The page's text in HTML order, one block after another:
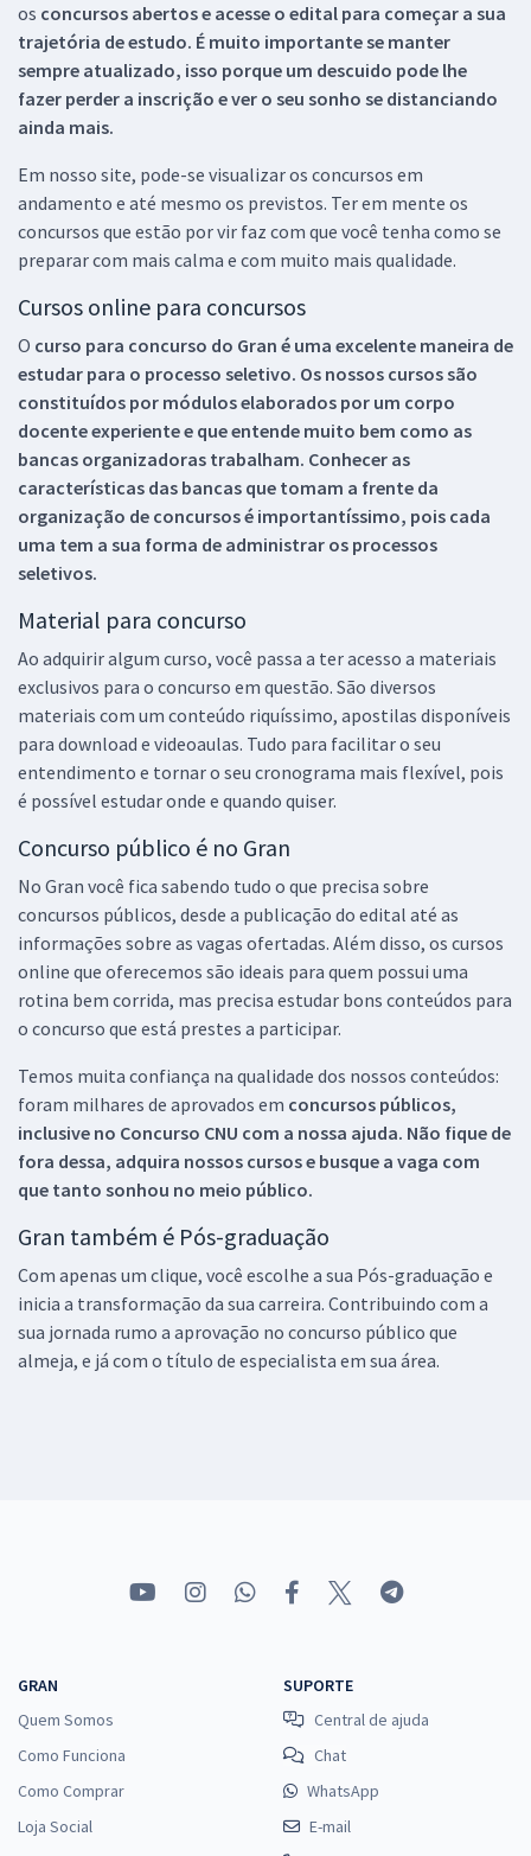
os concursos abertos e acesse o edital para começar a sua
trajetória de estudo. É muito importante se manter
sempre atualizado, isso porque um descuido pode lhe
fazer perder a inscrição e ver o seu sonho se distanciando
ainda mais.
Em nosso site, pode-se visualizar os concursos em
andamento e até mesmo os previstos. Ter em mente os
concursos que estão por vir faz com que você tenha como se
preparar com mais calma e com muito mais qualidade.
Cursos online para concursos
O curso para concurso do Gran é uma excelente maneira de
estudar para o processo seletivo. Os nossos cursos são
constituídos por módulos elaborados por um corpo
docente experiente e que entende muito bem como as
bancas organizadoras trabalham. Conhecer as
características das bancas que tomam a frente da
organização de concursos é importantíssimo, pois cada
uma tem a sua forma de administrar os processos
seletivos.
Material para concurso
Ao adquirir algum curso, você passa a ter acesso a materiais
exclusivos para o concurso em questão. São diversos
materiais com um conteúdo riquíssimo, apostilas disponíveis
para download e videoaulas. Tudo para facilitar o seu
entendimento e tornar o seu cronograma mais flexível, pois
é possível estudar onde e quando quiser.
Concurso público é no Gran
No Gran você fica sabendo tudo o que precisa sobre
concursos públicos, desde a publicação do edital até as
informações sobre as vagas ofertadas. Além disso, os cursos
online que oferecemos são ideais para quem possui uma
rotina bem corrida, mas precisa estudar bons conteúdos para
o concurso que está prestes a participar.
Temos muita confiança na qualidade dos nossos conteúdos:
foram milhares de aprovados em concursos públicos,
inclusive no Concurso CNU com a nossa ajuda. Não fique de
fora dessa, adquira nossos cursos e busque a vaga com
que tanto sonhou no meio público.
Gran também é Pós-graduação
Com apenas um clique, você escolhe a sua Pós-graduação e
inicia a transformação da sua carreira. Contribuindo com a
sua jornada rumo a aprovação no concurso público que
almeja, e já com o título de especialista em sua área.
GRAN
Quem Somos
Como Funciona
Como Comprar
Loja Social
SUPORTE
Central de ajuda
Chat
WhatsApp
E-mail